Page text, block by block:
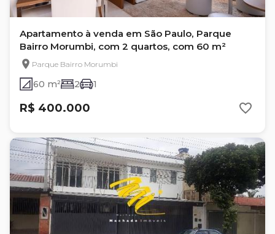
Apartamento à venda em São Paulo, Parque
Bairro Morumbi, com 2 quartos, com 60 m²
Parque Bairro Morumbi
60 m² 2 1
R$ 400.000